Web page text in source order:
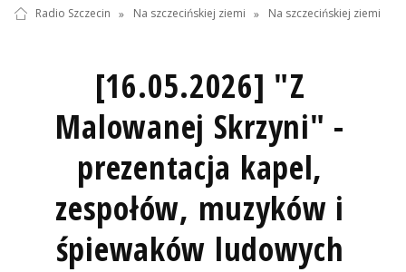
Radio Szczecin » Na szczecińskiej ziemi » Na szczecińskiej ziemi
[16.05.2026] "Z
Malowanej Skrzyni" -
prezentacja kapel,
zespołów, muzyków i
śpiewaków ludowych